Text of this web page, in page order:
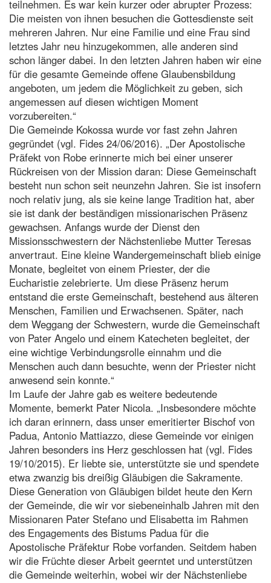
teilnehmen. Es war kein kurzer oder abrupter Prozess:
Die meisten von ihnen besuchen die Gottesdienste seit
mehreren Jahren. Nur eine Familie und eine Frau sind
letztes Jahr neu hinzugekommen, alle anderen sind
schon länger dabei. In den letzten Jahren haben wir eine
für die gesamte Gemeinde offene Glaubensbildung
angeboten, um jedem die Möglichkeit zu geben, sich
angemessen auf diesen wichtigen Moment
vorzubereiten.“
Die Gemeinde Kokossa wurde vor fast zehn Jahren
gegründet (vgl. Fides 24/06/2016). „Der Apostolische
Präfekt von Robe erinnerte mich bei einer unserer
Rückreisen von der Mission daran: Diese Gemeinschaft
besteht nun schon seit neunzehn Jahren. Sie ist insofern
noch relativ jung, als sie keine lange Tradition hat, aber
sie ist dank der beständigen missionarischen Präsenz
gewachsen. Anfangs wurde der Dienst den
Missionsschwestern der Nächstenliebe Mutter Teresas
anvertraut. Eine kleine Wandergemeinschaft blieb einige
Monate, begleitet von einem Priester, der die
Eucharistie zelebrierte. Um diese Präsenz herum
entstand die erste Gemeinschaft, bestehend aus älteren
Menschen, Familien und Erwachsenen. Später, nach
dem Weggang der Schwestern, wurde die Gemeinschaft
von Pater Angelo und einem Katecheten begleitet, der
eine wichtige Verbindungsrolle einnahm und die
Menschen auch dann besuchte, wenn der Priester nicht
anwesend sein konnte.“
Im Laufe der Jahre gab es weitere bedeutende
Momente, bemerkt Pater Nicola. „Insbesondere möchte
ich daran erinnern, dass unser emeritierter Bischof von
Padua, Antonio Mattiazzo, diese Gemeinde vor einigen
Jahren besonders ins Herz geschlossen hat (vgl. Fides
19/10/2015). Er liebte sie, unterstützte sie und spendete
etwa zwanzig bis dreißig Gläubigen die Sakramente.
Diese Generation von Gläubigen bildet heute den Kern
der Gemeinde, die wir vor siebeneinhalb Jahren mit den
Missionaren Pater Stefano und Elisabetta im Rahmen
des Engagements des Bistums Padua für die
Apostolische Präfektur Robe vorfanden. Seitdem haben
wir die Früchte dieser Arbeit geerntet und unterstützen
die Gemeinde weiterhin, wobei wir der Nächstenliebe